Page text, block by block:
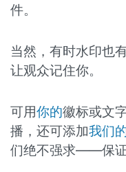
件。
当然，有时水印也
让观众记住你。
可用你的徽标或文
播，还可添加我们
们绝不强求——保证